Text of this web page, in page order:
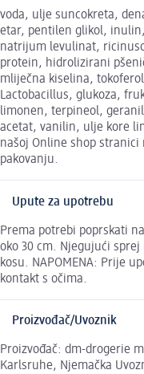
voda, ulje suncokreta,
etar, pentilen glikol,
natrijum levulinat,
protein, hidrolizirani
mliječna kiselina,
Lactobacillus, glukoza,
limonen, terpineol,
acetat, vanilin, ulje kore
našoj Online shop stranici
pakovanju.
Upute za upotrebu
Prema potrebi poprskati
oko 30 cm. Njegujući
kosu. NAPOMENA: Prije
kontakt s očima.
Proizvođač/Uvoznik
Proizvođač: dm-drogerie
Karlsruhe, Njemačka